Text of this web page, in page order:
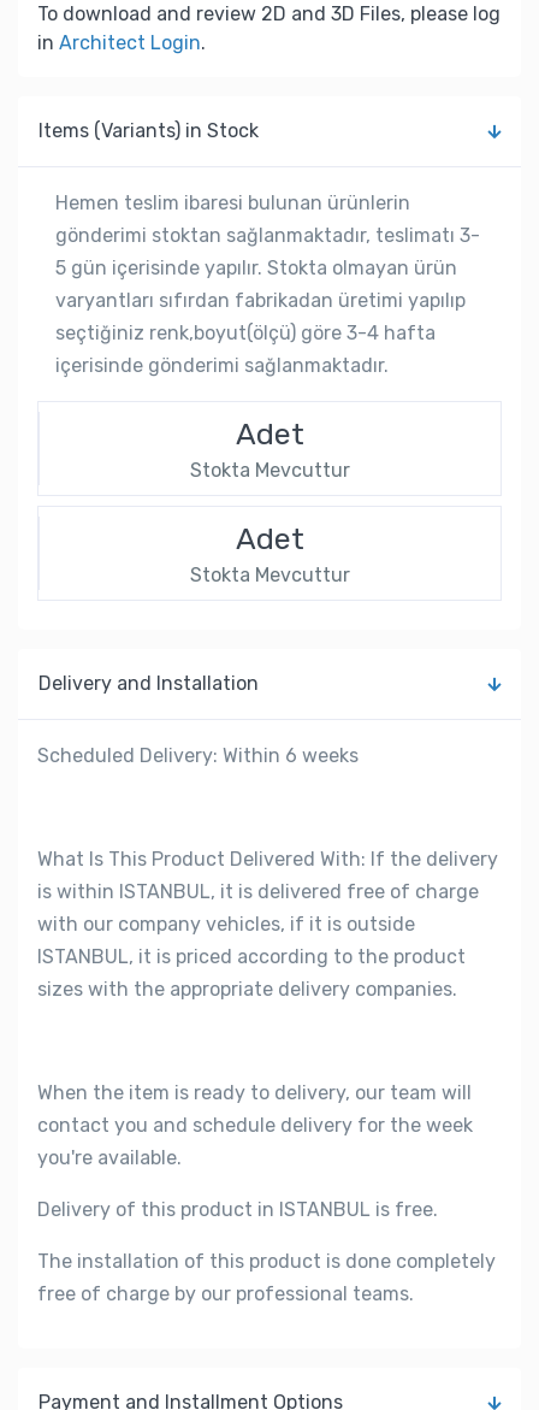
To download and review 2D and 3D Files, please log
in Architect Login.
Items (Variants) in Stock
Hemen teslim ibaresi bulunan ürünlerin
gönderimi stoktan sağlanmaktadır, teslimatı 3-
5 gün içerisinde yapılır. Stokta olmayan ürün
varyantları sıfırdan fabrikadan üretimi yapılıp
seçtiğiniz renk,boyut(ölçü) göre 3-4 hafta
içerisinde gönderimi sağlanmaktadır.
Adet
Stokta Mevcuttur
Adet
Stokta Mevcuttur
Delivery and Installation
Scheduled Delivery: Within 6 weeks
What Is This Product Delivered With: If the delivery
is within ISTANBUL, it is delivered free of charge
with our company vehicles, if it is outside
ISTANBUL, it is priced according to the product
sizes with the appropriate delivery companies.
When the item is ready to delivery, our team will
contact you and schedule delivery for the week
you're available.
Delivery of this product in ISTANBUL is free.
The installation of this product is done completely
free of charge by our professional teams.
Payment and Installment Options